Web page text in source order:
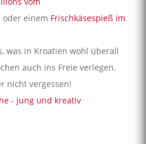
oder einem Frischkäsespieß im
was in Kroatien wohl überall
auch ins Freie verlegen.
nicht vergessen!
- jung und kreativ